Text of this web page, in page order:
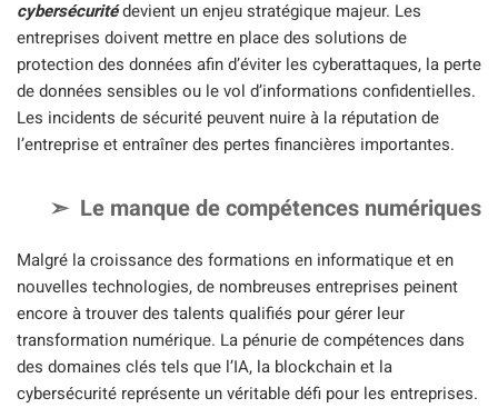
cybersécuritédevient un enjeu stratégique majeur. Les
entreprises doivent mettre en place des solutions de
protection des données afin d’éviter les cyberattaques, la perte
de données sensibles ou le vol d’informations confidentielles.
Les incidents de sécurité peuvent nuire à la réputation de
l’entreprise et entraîner des pertes financières importantes.
Le manque de compétences numériques
Malgré la croissance des formations en informatique et en
nouvelles technologies, de nombreuses entreprises peinent
encore à trouver des talents qualifiés pour gérer leur
transformation numérique. La pénurie de compétences dans
des domaines clés tels que l’IA, la blockchain et la
cybersécurité représente un véritable défi pour les entreprises.